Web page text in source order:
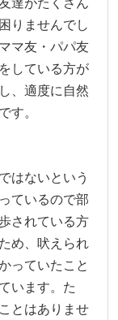
りませんでし
マ友・パパ友
している方が
、適度に自然
す。
はないという
ているので部
されている方
め、吠えられ
っていたこと
います。た
とはありませ